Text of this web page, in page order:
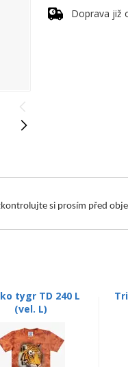
Doprava již
si prosím před
tygr TD 240 L
(vel. L)